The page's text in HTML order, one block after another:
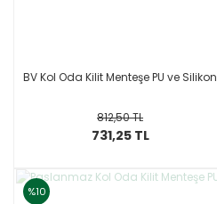
BV Kol Oda Kilit Menteşe PU ve Silikon
812,50 TL
731,25 TL
%10